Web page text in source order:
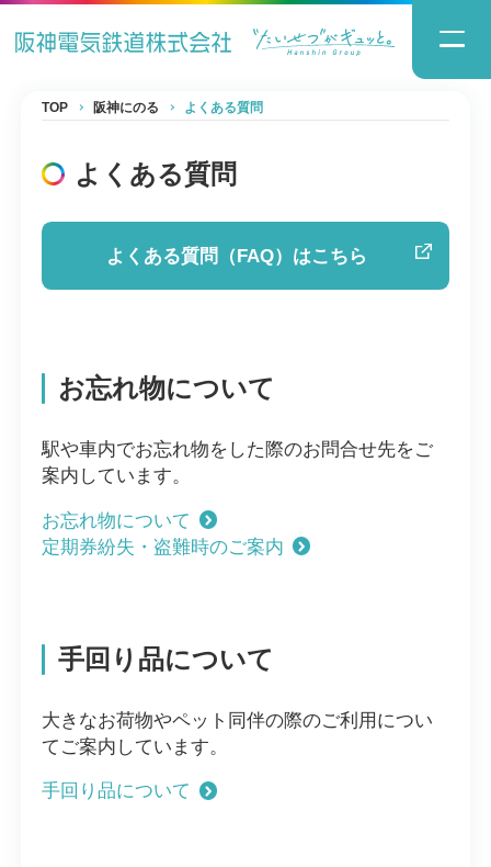
TOP 阪神にのる よくある質問
よくある質問
よくある質問（FAQ）はこちら
お忘れ物について
駅や車内でお忘れ物をした際のお問合せ先をご
案内しています。
お忘れ物について
定期券紛失・盗難時のご案内
手回り品について
大きなお荷物やペット同伴の際のご利用につい
てご案内しています。
手回り品について